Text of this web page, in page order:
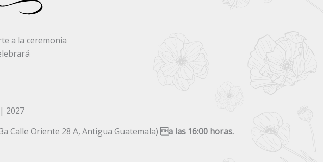
a la ceremonia
| 2027
Calle Oriente 28 A, Antigua Guatemala) a las 16:00 horas.